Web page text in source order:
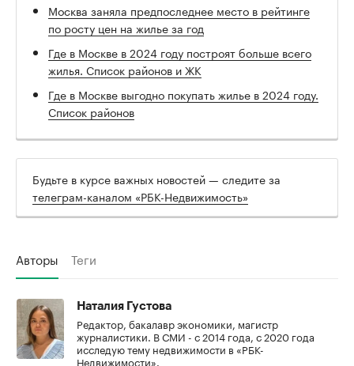
Москва заняла предпоследнее место в рейтинге
по росту цен на жилье за год
Где в Москве в 2024 году построят больше всего
жилья. Список районов и ЖК
Где в Москве выгодно покупать жилье в 2024 году.
Список районов
Будьте в курсе важных новостей — следите за
телеграм-каналом «РБК-Недвижимость»
Авторы Теги
Наталия Густова
Редактор, бакалавр экономики, магистр
журналистики. В СМИ - с 2014 года, с 2020 года
исследую тему недвижимости в «РБК-
Недвижимости».